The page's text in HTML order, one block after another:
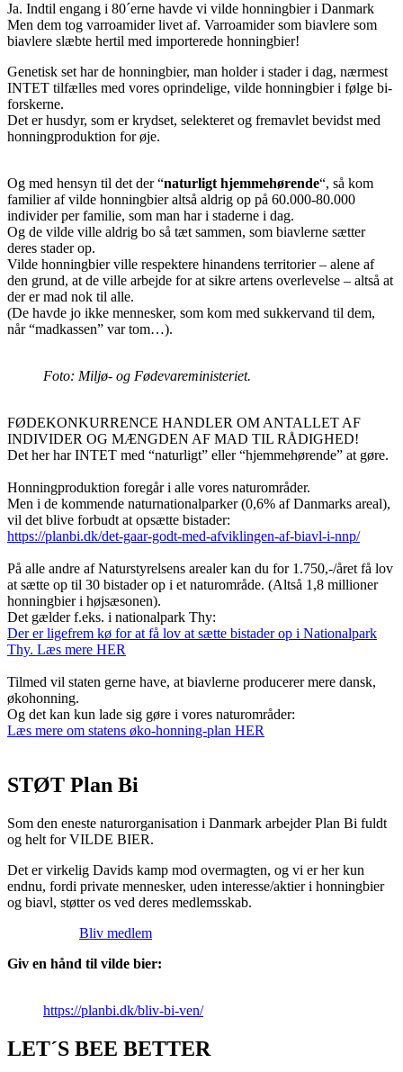
Ja. Indtil engang i 80´erne havde vi vilde honningbier i Danmark
Men dem tog varroamider livet af. Varroamider som biavlere som
biavlere slæbte hertil med importerede honningbier!
Genetisk set har de honningbier, man holder i stader i dag, nærmest
INTET tilfælles med vores oprindelige, vilde honningbier i følge bi-
forskerne.
Det er husdyr, som er krydset, selekteret og fremavlet bevidst med
honningproduktion for øje.
Og med hensyn til det der “naturligt hjemmehørende“, så kom
familier af vilde honningbier altså aldrig op på 60.000-80.000
individer per familie, som man har i staderne i dag.
Og de vilde ville aldrig bo så tæt sammen, som biavlerne sætter
deres stader op.
Vilde honningbier ville respektere hinandens territorier – alene af
den grund, at de ville arbejde for at sikre artens overlevelse – altså at
der er mad nok til alle.
(De havde jo ikke mennesker, som kom med sukkervand til dem,
når “madkassen” var tom…).
Foto: Miljø- og Fødevareministeriet.
FØDEKONKURRENCE HANDLER OM ANTALLET AF
INDIVIDER OG MÆNGDEN AF MAD TIL RÅDIGHED!
Det her har INTET med “naturligt” eller “hjemmehørende” at gøre.
Honningproduktion foregår i alle vores naturområder.
Men i de kommende naturnationalparker (0,6% af Danmarks areal),
vil det blive forbudt at opsætte bistader:
https://planbi.dk/det-gaar-godt-med-afviklingen-af-biavl-i-nnp/
På alle andre af Naturstyrelsens arealer kan du for 1.750,-/året få lov
at sætte op til 30 bistader op i et naturområde. (Altså 1,8 millioner
honningbier i højsæsonen).
Det gælder f.eks. i nationalpark Thy:
Der er ligefrem kø for at få lov at sætte bistader op i Nationalpark
Thy. Læs mere HER
Tilmed vil staten gerne have, at biavlerne producerer mere dansk,
økohonning.
Og det kan kun lade sig gøre i vores naturområder:
Læs mere om statens øko-honning-plan HER
STØT Plan Bi
Som den eneste naturorganisation i Danmark arbejder Plan Bi fuldt
og helt for VILDE BIER.
Det er virkelig Davids kamp mod overmagten, og vi er her kun
endnu, fordi private mennesker, uden interesse/aktier i honningbier
og biavl, støtter os ved deres medlemsskab.
Bliv medlem
Giv en hånd til vilde bier:
https://planbi.dk/bliv-bi-ven/
LET´S BEE BETTER